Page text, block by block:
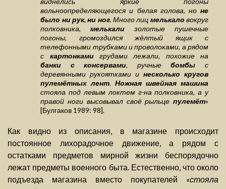
вольноопределяющегося и белая голова, но не
было ни рук, ни ног. Много лиц мелькало вокруг
полковника,мелькали золотые пушечные
погоны, громоздился жёлтый ящик с
телефонными трубками и проволоками, а рядом
с картонкамигрудами лежали, похожие на
банки с консервами, ручныебомбы с
деревянными рукоятками инесколько кругов
пулемётных лент.Ножная швейная машина
стояла под левым локтем г-на полковника, а у
правой ноги высовывал своё рыльце пулемёт»
[Булгаков 1989: 98].
Как видно из описания, в магазине происходит
постоянное лихорадочное движение, а рядом с
остатками предметов мирной жизни беспорядочно
лежат предметы военного быта. Естественно, что около
подъезда магазина вместо покупателей «стояла